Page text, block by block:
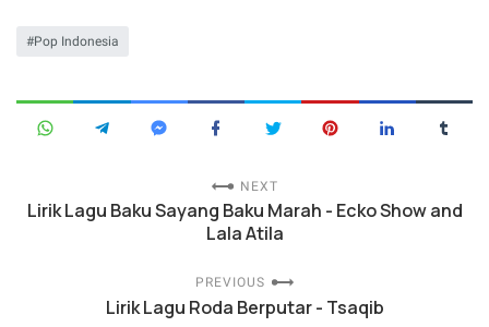
Pop Indonesia
NEXT
Lirik Lagu Baku Sayang Baku Marah - Ecko Show and
Lala Atila
PREVIOUS
Lirik Lagu Roda Berputar - Tsaqib